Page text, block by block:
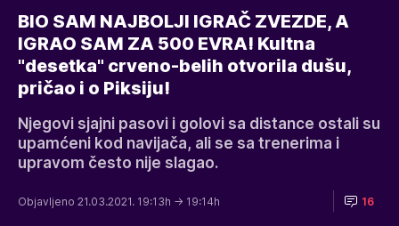
BIO SAM NAJBOLJI IGRAČ ZVEZDE, A
IGRAO SAM ZA 500 EVRA! Kultna
"desetka" crveno-belih otvorila dušu,
pričao i o Piksiju!
Njegovi sjajni pasovi i golovi sa distance ostali su
upamćeni kod navijača, ali se sa trenerima i
upravom često nije slagao.
Objavljeno 21.03.2021. 19:13h → 19:14h 16